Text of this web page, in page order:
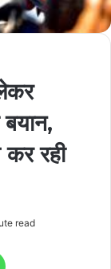
रही
read